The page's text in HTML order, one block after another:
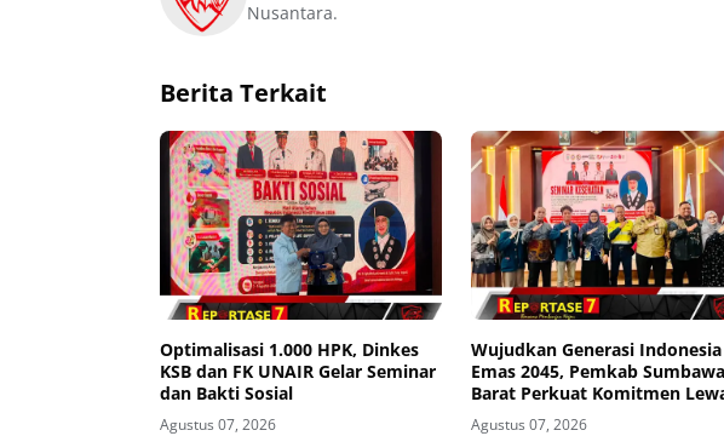
Nusantara.
Berita Terkait
Optimalisasi 1.000 HPK, Dinkes
KSB dan FK UNAIR Gelar Seminar
dan Bakti Sosial
Agustus 07, 2026
Wujudkan Generasi Indonesia
Emas 2045, Pemkab Sumbawa
Barat Perkuat Komitmen
Seminar Kesehatan 1.000 HPK
Agustus 07, 2026